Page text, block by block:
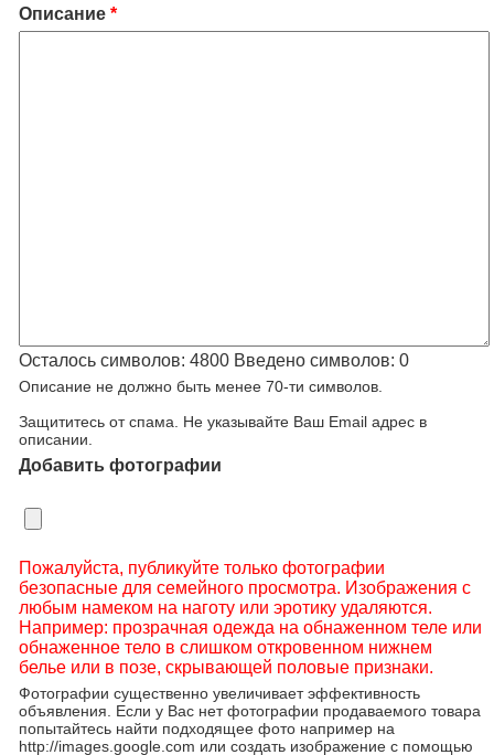
Описание *
Осталось символов: 4800 Введено символов: 0
Описание не должно быть менее 70-ти символов.
Защититесь от спама. Не указывайте Ваш Email адрес в
описании.
Добавить фотографии
Пожалуйста, публикуйте только фотографии
безопасные для семейного просмотра. Изображения с
любым намеком на наготу или эротику удаляются.
Например: прозрачная одежда на обнаженном теле или
обнаженное тело в слишком откровенном нижнем
белье или в позе, скрывающей половые признаки.
Фотографии существенно увеличивает эффективность
объявления. Если у Вас нет фотографии продаваемого товара
попытайтесь найти подходящее фото например на
http://images.google.com или создать изображение с помощью